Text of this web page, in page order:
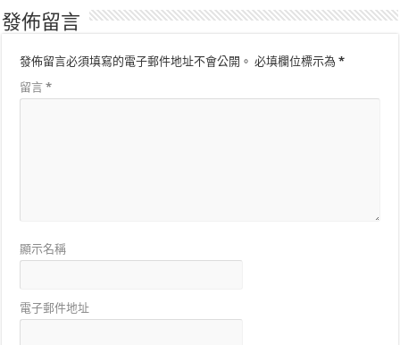
發佈留言
發佈留言必須填寫的電子郵件地址不會公開。 必填欄位標示為*
留言*
顯示名稱
電子郵件地址